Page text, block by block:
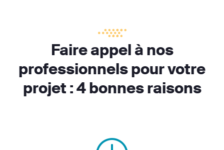
Faire appel à nos
professionnels pour votre
projet : 4 bonnes raisons